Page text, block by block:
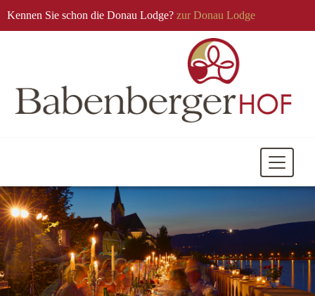
Kennen Sie schon die Donau Lodge? zur Donau Lodge
Mobile